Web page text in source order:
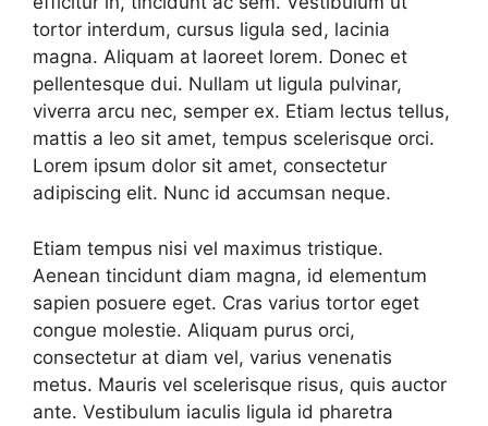
tortor interdum, cursus ligula sed, lacinia
magna. Aliquam at laoreet lorem. Donec et
pellentesque dui. Nullam ut ligula pulvinar,
viverra arcu nec, semper ex. Etiam lectus tellus,
mattis a leo sit amet, tempus scelerisque orci.
Lorem ipsum dolor sit amet, consectetur
adipiscing elit. Nunc id accumsan neque.
Etiam tempus nisi vel maximus tristique.
Aenean tincidunt diam magna, id elementum
sapien posuere eget. Cras varius tortor eget
congue molestie. Aliquam purus orci,
consectetur at diam vel, varius venenatis
metus. Mauris vel scelerisque risus, quis auctor
ante. Vestibulum iaculis ligula id pharetra